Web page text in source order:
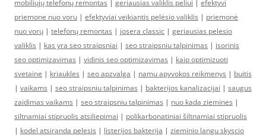
mobiliųjų telefonų remontas | geriausias valiklis peliui | efektyvi
priemone nuo voru | efektyviai veikiantis pelėsio valiklis | priemonė
nuo vorų | telefonų remontas | josera classic | geriausias pelesio
valiklis | kas yra seo straipsniai | seo straipsniu talpinimas | isorinis
seo optimizavimas | vidinis seo optimizavimas | kaip optimizuoti
svetaine | kriaukles | seo apzvalga | namu apyvokos reikmenys | buitis
| vaikams | seo straipsniu talpinimas | bakterijos kanalizacijai | saugus
zaidimas vaikams | seo straipsniu talpinimas | nuo kada ziemines |
siltnamiai stipruolis atsiliepimai | polikarbonatiniai šiltnamiai stipruolis
| kodel atsiranda pelesis | listerijos bakterija | zieminio langu skyscio